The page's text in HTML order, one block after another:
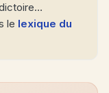
le lexique du